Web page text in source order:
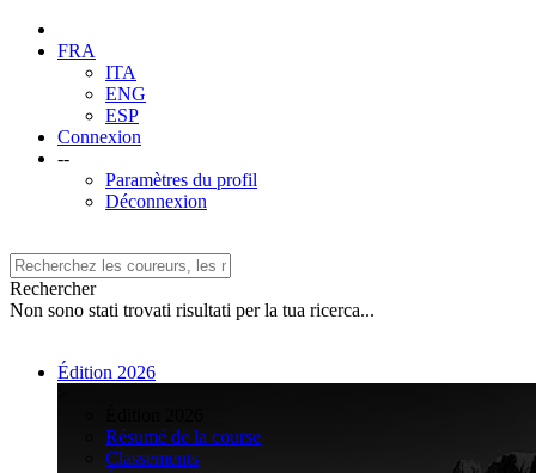
FRA
ITA
ENG
ESP
Connexion
--
Paramètres du profil
Déconnexion
Rechercher
Non sono stati trovati risultati per la tua ricerca...
Édition 2026
Résumé de la course
Classements